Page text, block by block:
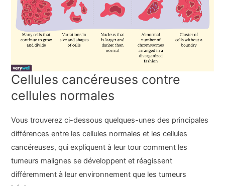
Cellules cancéreuses contre
cellules normales
Vous trouverez ci-dessous quelques-unes des principales
différences entre les cellules normales et les cellules
cancéreuses, qui expliquent à leur tour comment les
tumeurs malignes se développent et réagissent
différemment à leur environnement que les tumeurs